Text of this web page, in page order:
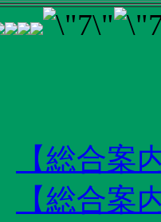
【総合
【総合